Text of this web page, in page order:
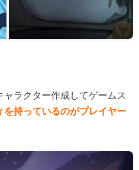
ラクター作成してゲームス
を持っているのがプレイヤー